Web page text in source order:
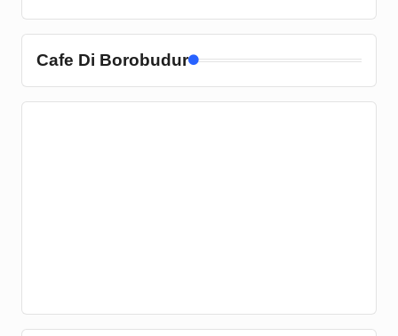
Cafe Di Borobudur